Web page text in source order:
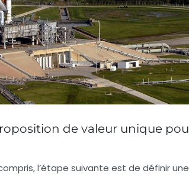
de valeur unique
l’étape suivante est de définir